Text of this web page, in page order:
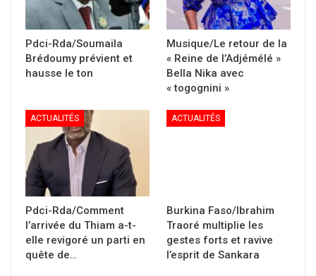
Pdci-Rda/Soumaila
Brédoumy prévient et
hausse le ton
Musique/Le retour de la
« Reine de l’Adjémélé »
Bella Nika avec
« togognini »
ACTUALITÉS
Pdci-Rda/Comment
l’arrivée du Thiam a-t-
elle revigoré un parti en
quête de…
ACTUALITÉS
Burkina Faso/Ibrahim
Traoré multiplie les
gestes forts et ravive
l’esprit de Sankara